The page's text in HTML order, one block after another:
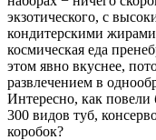
экзотического, с
кондитерскими
космическая еда
этом явно вкуснее,
развлечением в
Интересно, как повели
300 видов туб,
коробок?